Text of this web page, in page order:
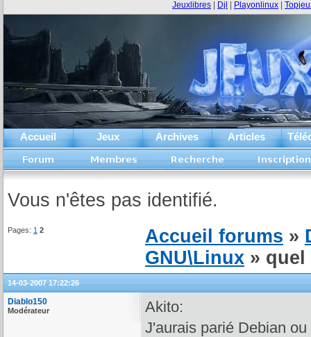
Accueil Jeux Archives Articles
Jeuxlibres Djl Playonlinux
Vous n'êtes pas identifié.
Pages: 1 2 Accueil forums »
GNU\Linux »
14-03-2007 17:22:26
Diablo150
Modérateur
Akito:
J'aurais parié Debian